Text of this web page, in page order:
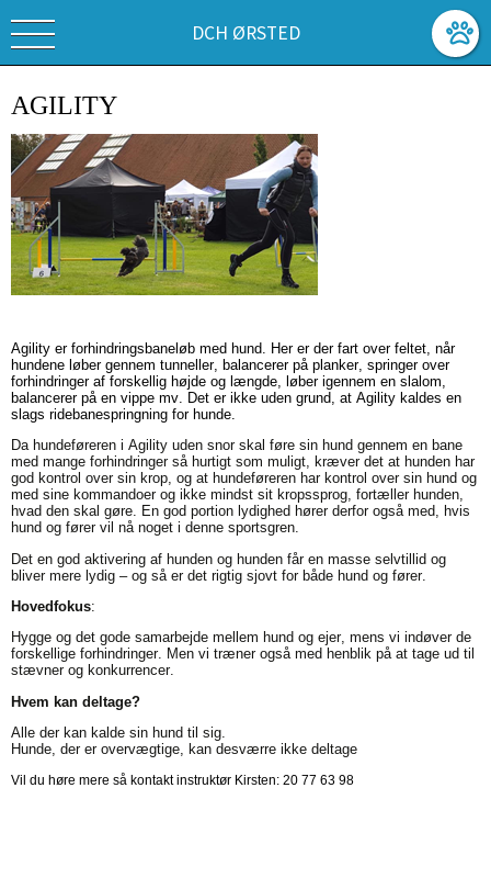
DCH ØRSTED
AGILITY
Agility er forhindringsbaneløb med hund. Her er der fart over feltet, når
hundene løber gennem tunneller, balancerer på planker, springer over
forhindringer af forskellig højde og længde, løber igennem en slalom,
balancerer på en vippe mv. Det er ikke uden grund, at Agility kaldes en
slags ridebanespringning for hunde.
Da hundeføreren i Agility uden snor skal føre sin hund gennem en bane
med mange forhindringer så hurtigt som muligt, kræver det at hunden har
god kontrol over sin krop, og at hundeføreren har kontrol over sin hund og
med sine kommandoer og ikke mindst sit kropssprog, fortæller hunden,
hvad den skal gøre. En god portion lydighed hører derfor også med, hvis
hund og fører vil nå noget i denne sportsgren.
Det en god aktivering af hunden og hunden får en masse selvtillid og
bliver mere lydig – og så er det rigtig sjovt for både hund og fører.
Hovedfokus:
Hygge og det gode samarbejde mellem hund og ejer, mens vi indøver de
forskellige forhindringer. Men vi træner også med henblik på at tage ud til
stævner og konkurrencer.
Hvem kan deltage?
Alle der kan kalde sin hund til sig.
Hunde, der er overvægtige, kan desværre ikke deltage
Vil du høre mere så kontakt instruktør Kirsten: 20 77 63 98